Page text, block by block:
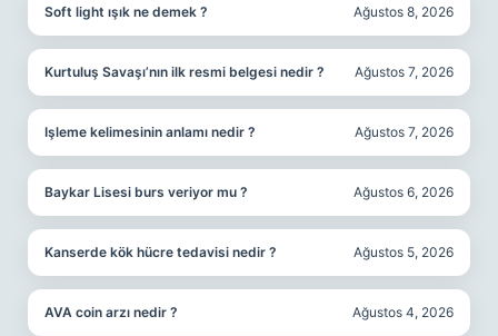
Soft light ışık ne demek ? Ağustos 8, 2026
Kurtuluş Savaşı’nın ilk resmi belgesi nedir ? Ağustos 7, 2026
Işleme kelimesinin anlamı nedir ? Ağustos 7, 2026
Baykar Lisesi burs veriyor mu ? Ağustos 6, 2026
Kanserde kök hücre tedavisi nedir ? Ağustos 5, 2026
AVA coin arzı nedir ? Ağustos 4, 2026